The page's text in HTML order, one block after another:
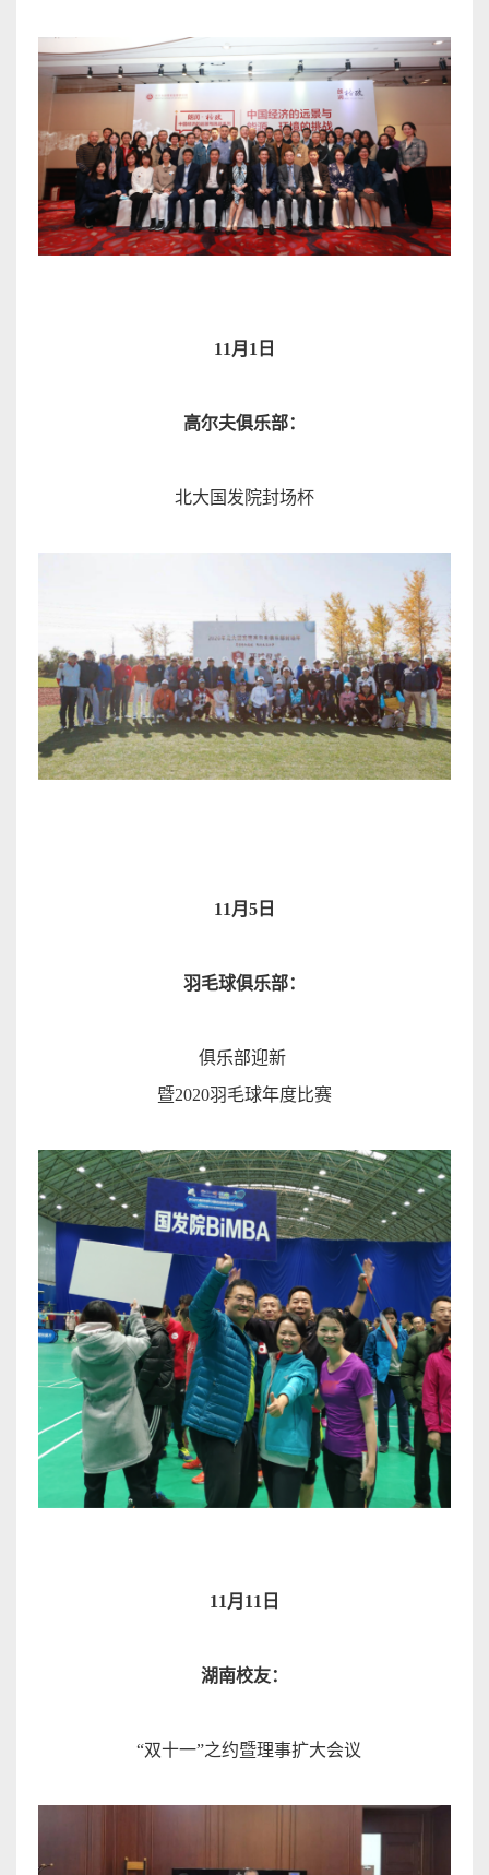
11 月 1 日
高尔夫俱乐部：
北大国发院封场杯
11 月 5 日
羽毛球俱乐部：
俱乐部迎新
暨2020羽毛球年度比赛
11 月 11 日
湖南校友：
“双十一”之约暨理事扩大会议